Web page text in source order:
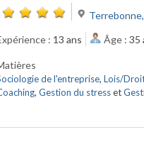
: 13 ans Âge : 35
de l'entreprise, Lois/
, Gestion du stresset